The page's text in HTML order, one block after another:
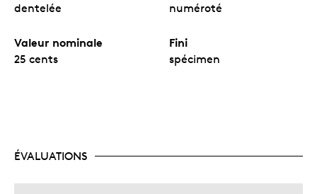
dentelée numéroté
Valeur nominale
25 cents
Fini
spécimen
ÉVALUATIONS